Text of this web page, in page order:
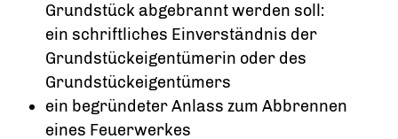
Grundstück abgebrannt werden soll:
ein schriftliches Einverständnis der
Grundstückeigentümerin oder des
Grundstückeigentümers
ein begründeter Anlass zum Abbrennen
eines Feuerwerkes